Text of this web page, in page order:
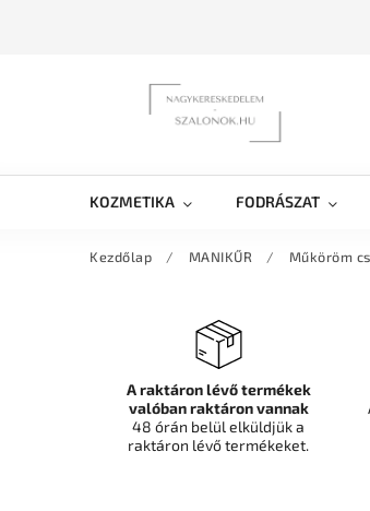
KOZMETIKA FODRÁSZAT
Kezdőlap / MANIKŰR / Műköröm
A raktáron lévő termékek
valóban raktáron vannak
48 órán belül elküldjük a
raktáron lévő termékeket.